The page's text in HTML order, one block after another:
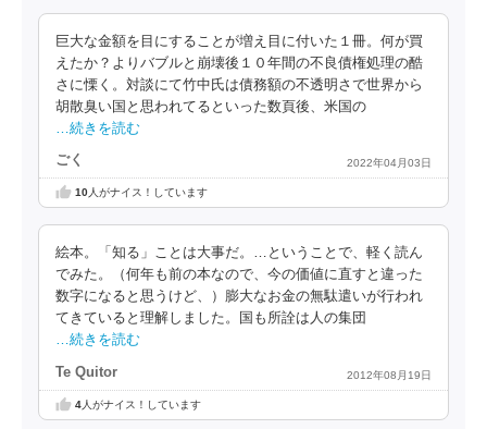
巨大な金額を目にすることが増え目に付いた１冊。何が買
えたか？よりバブルと崩壊後１０年間の不良債権処理の酷
さに慄く。対談にて竹中氏は債務額の不透明さで世界から
胡散臭い国と思われてるといった数頁後、米国の
…続きを読む
ごく 2022年04月03日
10人がナイス！しています
絵本。「知る」ことは大事だ。…ということで、軽く読ん
でみた。（何年も前の本なので、今の価値に直すと違った
数字になると思うけど、）膨大なお金の無駄遣いが行われ
てきていると理解しました。国も所詮は人の集団
…続きを読む
Te Quitor 2012年08月19日
4人がナイス！しています